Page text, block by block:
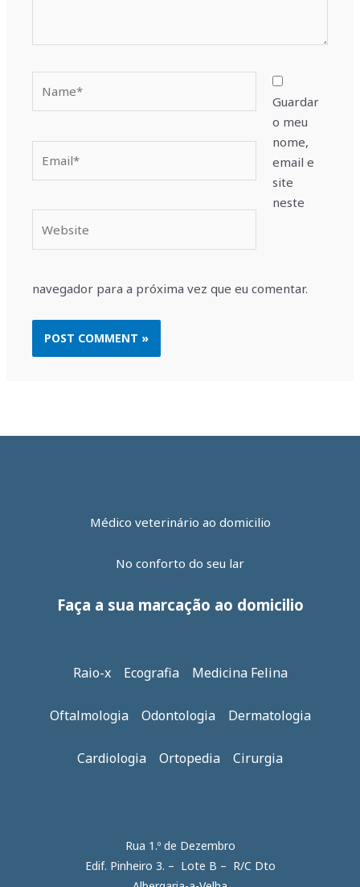
Guardar
o meu
nome,
email e
site
neste
navegador para a próxima vez que eu comentar.
Médico veterinário ao domicilio
No conforto do seu lar
Faça a sua marcação ao domicilio
Raio-x Ecografia Medicina Felina
Oftalmologia Odontologia Dermatologia
Cardiologia Ortopedia Cirurgia
Rua 1.º de Dezembro
Edif. Pinheiro 3. – Lote B – R/C Dto